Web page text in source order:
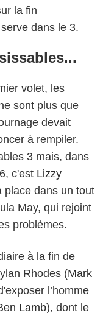
la fin
dans le 3.
volet, les
sont plus que
devait
à rempiler.
3 mais, dans
c'est Lizzy
place dans un tout
May, qui rejoint
problèmes.
à la fin de
Rhodes (Mark
l’homme
Lamb), dont le